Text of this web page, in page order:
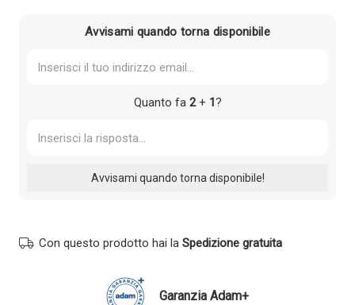
Avvisami quando torna disponibile
Quanto fa 2+ 1?
Con questo prodotto hai la Spedizione gratuita
Garanzia Adam+